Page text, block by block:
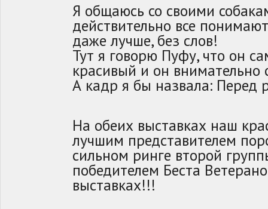
Я общаюсь со своими
действительно все
даже лучше, без слов!
Тут я говорю Пуфу, что он
красивый и он внимательно
А кадр я бы назвала: Перед
На обеих выставках наш
лучшим представителем
сильном ринге второй
победителем Беста
выставках!!!